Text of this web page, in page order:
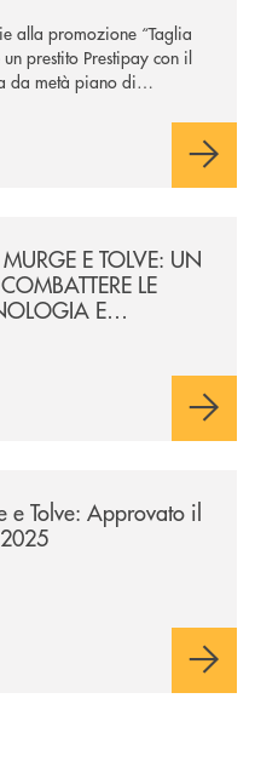
alla promozione “Taglia
prestito Prestipay con il
da metà piano di
E TOLVE: UN
LE
E
e Tolve: Approvato il